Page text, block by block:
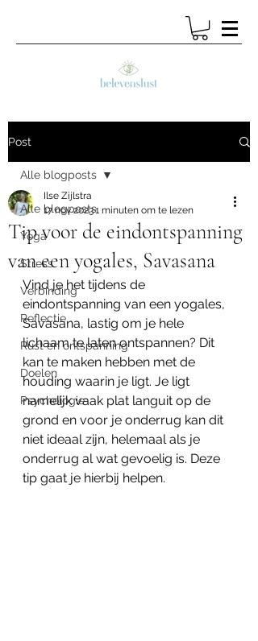
Post
Alle blogposts
Yoga
Stress
Verbinding
Reflectie
Rust en ontspanning
Doelen
Psychologie
Alle blogposts
Tip voor de eindontspanning
van een yogales, Savasana
Ilse Zijlstra
17 nov 20231 minuten om te lezen
Vind je het tijdens de
eindontspanning van een yogales,
Savasana, lastig om je hele
lichaam te laten ontspannen? Dit
kan te maken hebben met de
houding waarin je ligt. Je ligt
namelijk vaak plat languit op de
grond en voor je onderrug kan dit
niet ideaal zijn, helemaal als je
onderrug al wat gevoelig is. Deze
tip gaat je hierbij helpen.